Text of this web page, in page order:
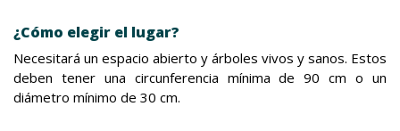
¿Cómo elegir el lugar?
Necesitará un espacio abierto y árboles vivos y sanos. Estos
deben tener una circunferencia mínima de 90 cm o un
diámetro mínimo de 30 cm.